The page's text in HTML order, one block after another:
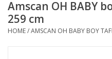
Verjaardag thema's
Amscan OH BABY
259 cm
HOME/AMSCAN OH BABY BOY